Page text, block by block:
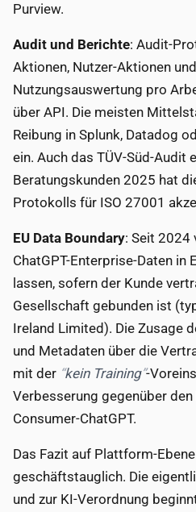
Purview.
Audit und Berichte: Audit-
Aktionen, Nutzer-Aktionen
Nutzungsauswertung pro
über API. Die meisten
Reibung in Splunk, Datadog
ein. Auch das TÜV-Süd-Audit
Beratungskunden 2025 hat
Protokolls für ISO 27001
EU Data Boundary: Seit 2024
ChatGPT-Enterprise-Daten in
lassen, sofern der Kunde
Gesellschaft gebunden ist
Ireland Limited). Die Zusage
und Metadaten über die
mit der kein Training -
Verbesserung gegenüber
Consumer-ChatGPT.
Das Fazit auf Plattform-
geschäftstauglich. Die
und zur KI-Verordnung